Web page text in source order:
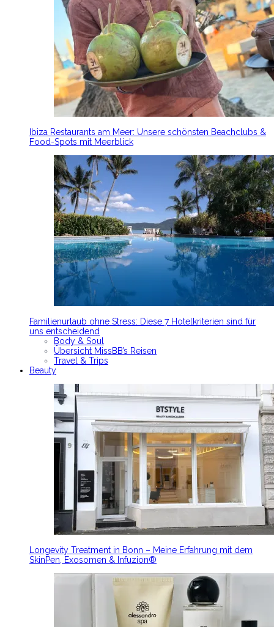
Ibiza Restaurants am Meer: Unsere schönsten Beachclubs &
Food-Spots mit Meerblick
Familienurlaub ohne Stress: Diese 7 Hotelkriterien sind für
uns entscheidend
Body & Soul
Übersicht MissBB’s Reisen
Travel & Trips
Beauty
Longevity Treatment in Bonn – Meine Erfahrung mit dem
SkinPen, Exosomen & Infuzion®